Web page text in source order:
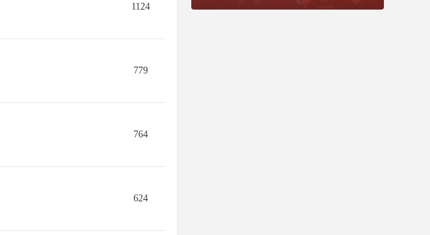
1124
779
764
624